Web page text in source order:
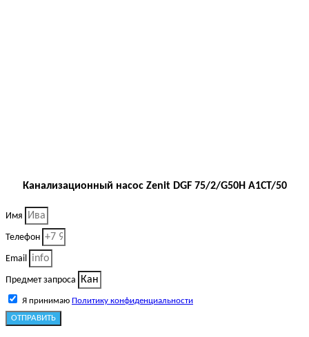
Канализационный насос Zenit DGF 75/2/G50H A1CT/50
Имя
Телефон
Email
Предмет запроса
Я принимаю Политику конфиденциальности
ОТПРАВИТЬ